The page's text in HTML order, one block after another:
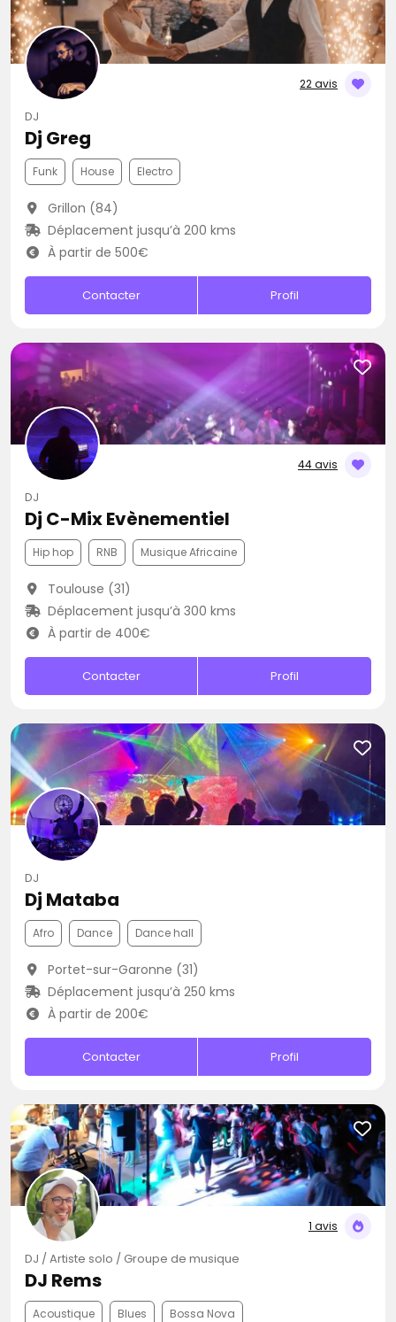
22 avis
DJ
Dj Greg
Funk House Electro
Grillon (84)
Déplacement jusqu’à 200 kms
À partir de 500€
Contacter Profil
44 avis
DJ
Dj C-Mix Evènementiel
Hip hop RNB Musique Africaine
Toulouse (31)
Déplacement jusqu’à 300 kms
À partir de 400€
Contacter Profil
DJ
Dj Mataba
Afro Dance Dance hall
Portet-sur-Garonne (31)
Déplacement jusqu’à 250 kms
À partir de 200€
Contacter Profil
1 avis
DJ / Artiste solo / Groupe de musique
DJ Rems
Acoustique Blues Bossa Nova